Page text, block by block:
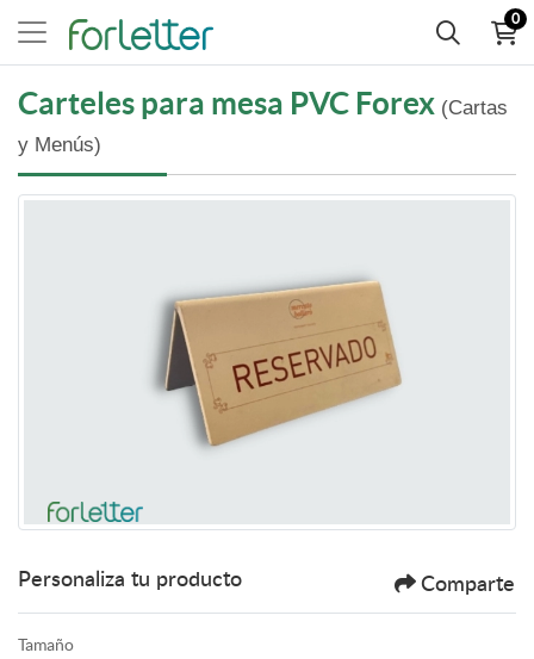
0
Carteles para mesa PVC Forex (Cartas
y Menús)
Personaliza tu producto Comparte
Tamaño